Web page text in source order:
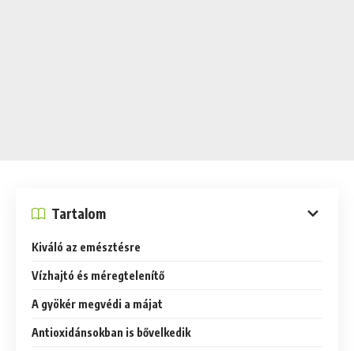
Tartalom
Kiváló az emésztésre
Vízhajtó és méregtelenítő
A gyökér megvédi a májat
Antioxidánsokban is bővelkedik